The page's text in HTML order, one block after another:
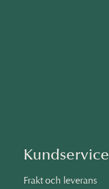
Kundservice
Frakt och leverans